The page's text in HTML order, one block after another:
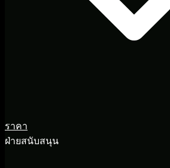
ราคา
ฝ่ายสนับสนุน